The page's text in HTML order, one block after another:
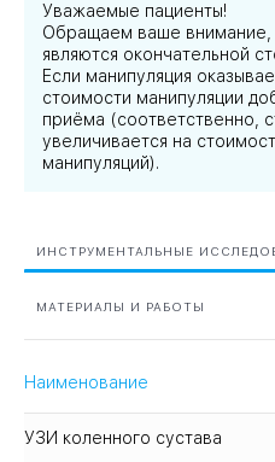
Уважаемые пациенты!
Обращаем ваше внимание,
являются окончательной
Если манипуляция
стоимости манипуляции
приёма (соответственно,
увеличивается на
манипуляций).
ИНСТРУМЕНТАЛЬНЫЕ
МАТЕРИАЛЫ И РАБОТЫ
Наименование
УЗИ коленного сустава